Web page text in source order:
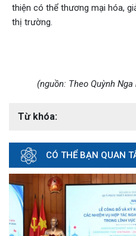
thiện có thể thương mại hóa,
thị trường.
(nguồn: Theo Quỳnh
Từ khóa:
CÓ THỂ BẠN QUAN